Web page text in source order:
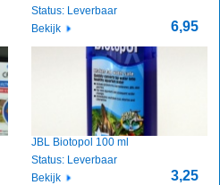
6,95
Status: Leverbaar
Bekijk
JBL Biotopol 100 ml
3,25
Status: Leverbaar
Bekijk